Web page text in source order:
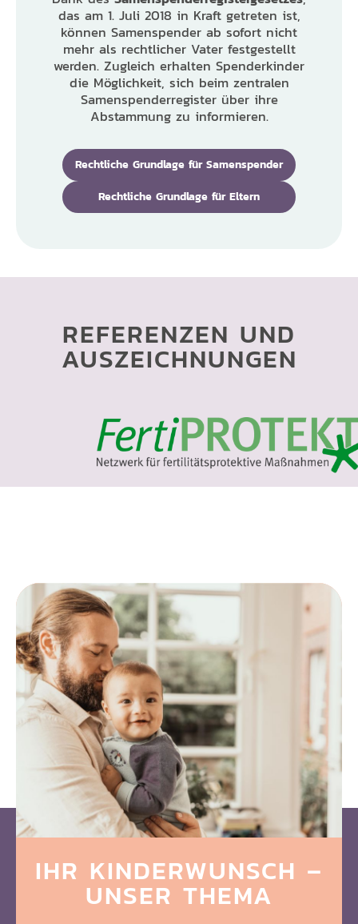
das am 1. Juli 2018 in Kraft getreten ist,
können Samenspender ab sofort nicht
mehr als rechtlicher Vater festgestellt
werden. Zugleich erhalten Spenderkinder
die Möglichkeit, sich beim zentralen
Samenspenderregister über ihre
Abstammung zu informieren.
Rechtliche Grundlage für Samenspender
Rechtliche Grundlage für Eltern
REFERENZEN UND
AUSZEICHNUNGEN
IHR KINDERWUNSCH –
UNSER THEMA